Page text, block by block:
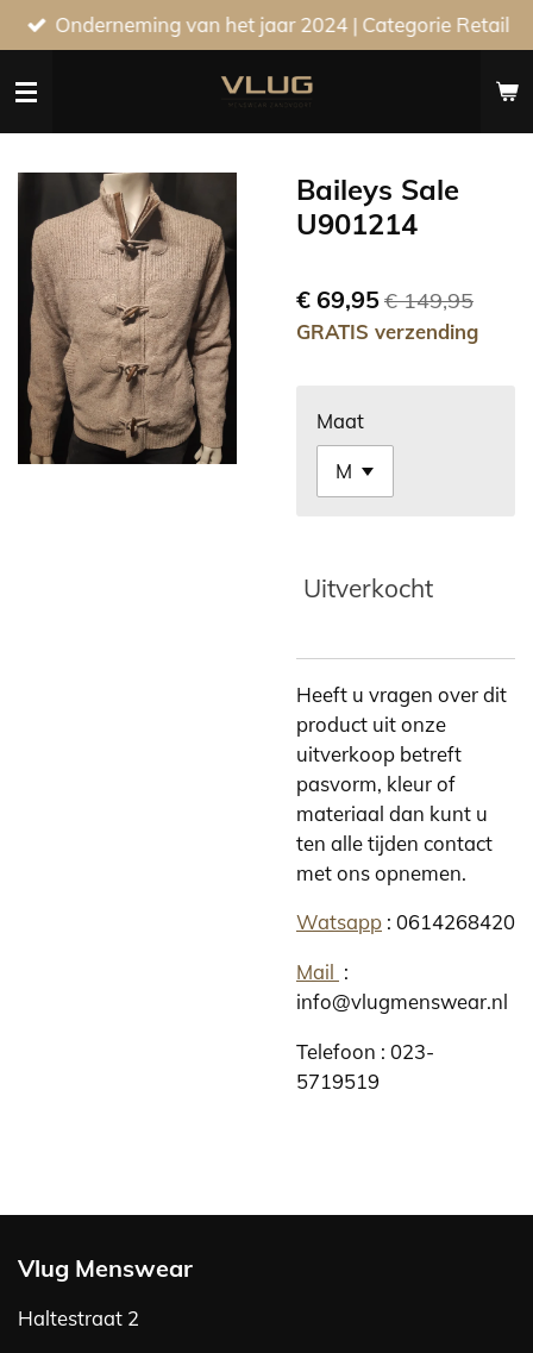
Ga
direct
naar
Onderneming van het jaar 2024 | Categorie Retail
Baileys Sale
U901214
€ 69,95€ 149,95
GRATIS verzending
Maat
Uitverkocht
Heeft u vragen over dit
product uit onze
uitverkoop betreft
pasvorm, kleur of
materiaal dan kunt u
ten alle tijden contact
met ons opnemen.
Watsapp : 0614268420
Mail :
info@vlugmenswear.nl
Telefoon : 023-
5719519
Vlug Menswear
Haltestraat 2